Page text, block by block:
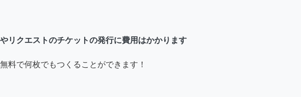
リクエストのチケットの発行に費用はかかります
料で何枚でもつくることができます！